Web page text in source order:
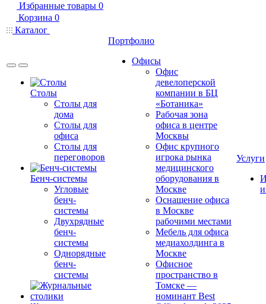
Избранные товары 0
Корзина 0
Каталог
Столы
Столы для
дома
Столы для
офиса
Столы для
переговоров
Бенч-системы
Угловые
бенч-
системы
Двухрядные
бенч-
системы
Однорядные
бенч-
системы
Портфолио
Офисы
Офис
девелоперской
компании в БЦ
«Ботаника»
Рабочая зона
офиса в центре
Москвы
Офис крупного
игрока рынка
медицинского
оборудования в
Москве
Оснащение офиса
в Москве
рабочими местами
Мебель для офиса
медиахолдинга в
Москве
Офисное
пространство в
Томске —
номинант Best
Услуги